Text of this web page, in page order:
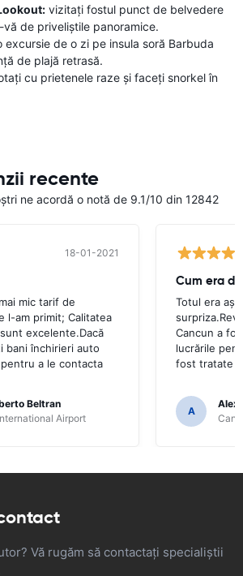
vizitați fostul punct de belvedere
de priveliștile panoramice.
excursie de o zi pe insula soră Barbuda
de plajă retrasă.
cu prietenele raze și faceți snorkel în
recente
ne acordă o notă de 9.1/10 din 12842
18-01-2021
mic tarif de
l-am primit; Calitatea
excelente.Dacă
bani închirieri auto
a le contacta
Beltran
Airport
Cum era
Totul era
Cancun a
lucrările
fost tratate
A
Alex
Vă rugăm să contactați specialiștii